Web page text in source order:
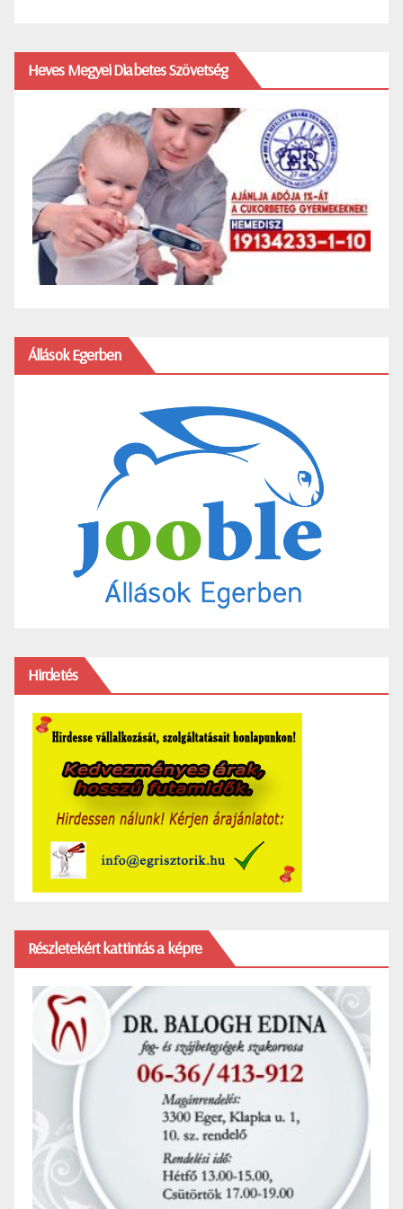
Heves Megyei Diabetes Szövetség
Állások Egerben
Hirdetés
Részletekért kattintás a képre